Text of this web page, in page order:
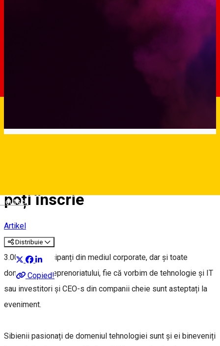
Deutsch
poți înscrie
Artikel
Distribuie
Copied!
3.000 de participanți din mediul corporate, dar și toate
domeniile antreprenoriatului, fie că vorbim de tehnologie și IT
sau investitori și CEO-s din companii cheie sunt asteptați la
eveniment.
Sibienii pasionați de domeniul tehnologiei sunt și ei bineveniți